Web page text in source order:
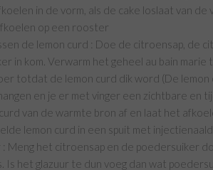
in de vorm, als de cake loslaat van
op een rooster
de lemon curd : Doe de citroensap, de
in kom. Verwarm het geheel au bain
totdat de lemon curd dik word (De lemon
en je er met vinger een zichtbare en
van de warmte bron af en laat het
lemon curd in een spuit met
Meng het citroensap en de poedersuiker
Is het glazuur te dun voeg dan wat